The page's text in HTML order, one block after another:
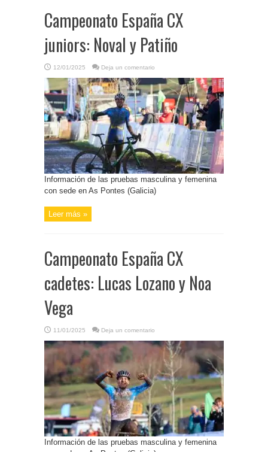
Campeonato España CX
juniors: Noval y Patiño
12/01/2025 Deja un comentario
Información de las pruebas masculina y femenina
con sede en As Pontes (Galicia)
Leer más »
Campeonato España CX
cadetes: Lucas Lozano y Noa
Vega
11/01/2025 Deja un comentario
Información de las pruebas masculina y femenina